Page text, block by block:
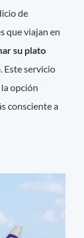
de
que viajan en
su plato
. Este servicio
opción
consciente a